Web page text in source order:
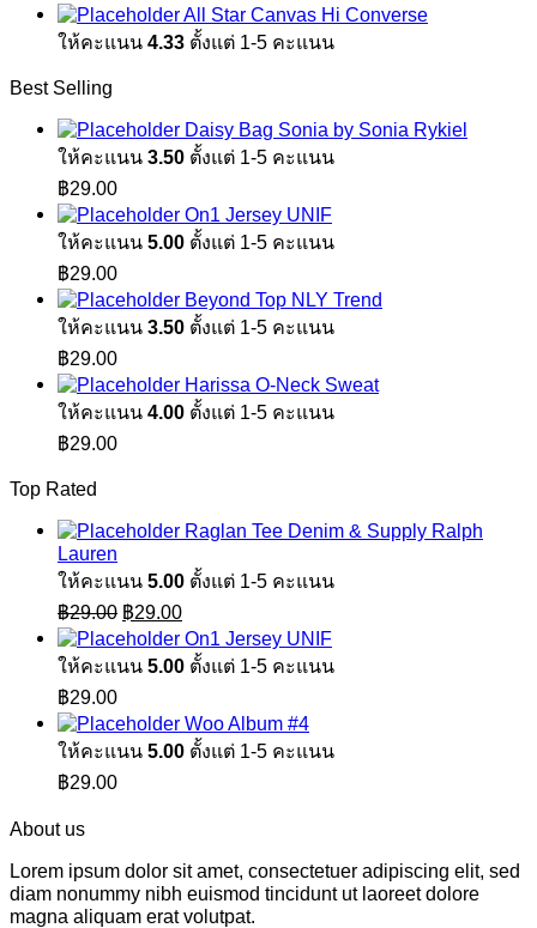
All Star Canvas Hi Converse
ให้คะแนน 4.33 ตั้งแต่ 1-5 คะแนน
Best Selling
Daisy Bag Sonia by Sonia Rykiel
ให้คะแนน 3.50 ตั้งแต่ 1-5 คะแนน
฿29.00
On1 Jersey UNIF
ให้คะแนน 5.00 ตั้งแต่ 1-5 คะแนน
฿29.00
Beyond Top NLY Trend
ให้คะแนน 3.50 ตั้งแต่ 1-5 คะแนน
฿29.00
Harissa O-Neck Sweat
ให้คะแนน 4.00 ตั้งแต่ 1-5 คะแนน
฿29.00
Top Rated
Raglan Tee Denim & Supply Ralph
Lauren
ให้คะแนน 5.00 ตั้งแต่ 1-5 คะแนน
฿29.00 Original
price
was:
฿29.00.
฿29.00Current
price
is:
฿29.00.
On1 Jersey UNIF
ให้คะแนน 5.00 ตั้งแต่ 1-5 คะแนน
฿29.00
Woo Album #4
ให้คะแนน 5.00 ตั้งแต่ 1-5 คะแนน
฿29.00
About us
Lorem ipsum dolor sit amet, consectetuer adipiscing elit, sed
diam nonummy nibh euismod tincidunt ut laoreet dolore
magna aliquam erat volutpat.